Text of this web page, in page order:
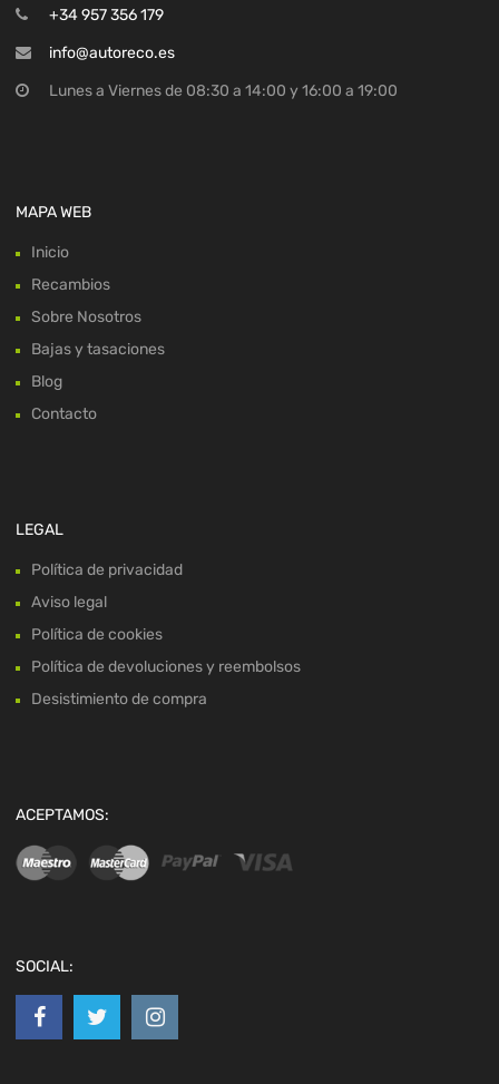
+34 957 356 179
info@autoreco.es
Lunes a Viernes de 08:30 a 14:00 y 16:00 a 19:00
MAPA WEB
Inicio
Recambios
Sobre Nosotros
Bajas y tasaciones
Blog
Contacto
LEGAL
Política de privacidad
Aviso legal
Política de cookies
Política de devoluciones y reembolsos
Desistimiento de compra
ACEPTAMOS:
SOCIAL: